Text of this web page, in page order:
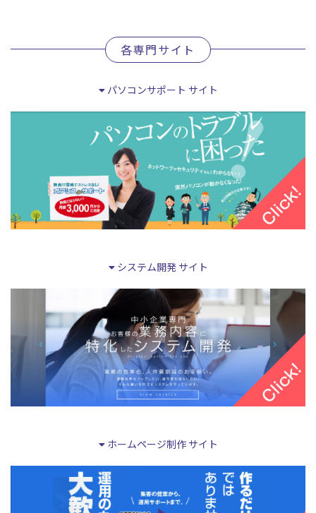
各専門サイト
パソコンサポート サイト
システム開発 サイト
ホームページ制作 サイト